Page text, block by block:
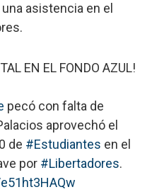
asistencia en el
EN EL FONDO AZUL!
pecó con falta de
aprovechó el
de #Estudiantes en el
por #Libertadores.